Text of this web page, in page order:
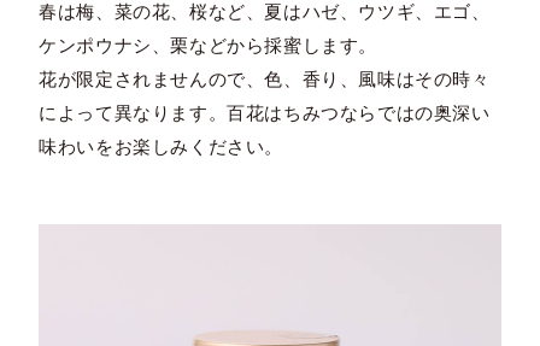
春は梅、菜の花、桜など、夏はハゼ、ウツギ、エゴ、
ケンポウナシ、栗などから採蜜します。
花が限定されませんので、色、香り、風味はその時々
によって異なります。百花はちみつならではの奥深い
味わいをお楽しみください。